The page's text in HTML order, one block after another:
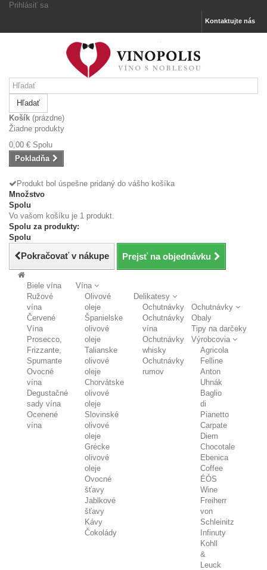
Prihlásiť sa
Kontaktujte nás
Hľadať
Košík (prázdne)
Žiadne produkty
0,00 € Spolu
Pokladňa
Produkt bol úspešne pridaný do vášho košíka
Množstvo
Spolu
Vo vašom košíku je 1 produkt.
Spolu za produkty:
Spolu
Pokračovať v nákupe Prejsť na objednávku
Vína
Biele vína
Ružové
vína
Červené
Vína
Prosecco,
Frizzante,
Spumante
Ovocné
vína
Degustačné
sady vína
Ocenené
vína
Delikatesy
Olivové
oleje
Španielske
olivové
oleje
Talianske
olivové
oleje
Chorvátske
olivové
oleje
Slovinské
olivové
oleje
Grécke
olivové
oleje
Ovocné
šťavy
Jablkové
šťavy
Kávy
Čokolády
Ochutnávky
Ochutnávky
Ochutnávky
vína
Ochutnávky
whisky
Ochutnávky
rumov
Obaly
Tipy na darčeky
Výrobcovia
Agricola
Felline
Anton
Uhnák
Baglio
di
Pianetto
Carpate
Diem
Chocotale
Ebenica
Coffee
ÉÓS
Wine
Freiherr
von
Schleinitz
Infinuty
Kohll
&
Leuck